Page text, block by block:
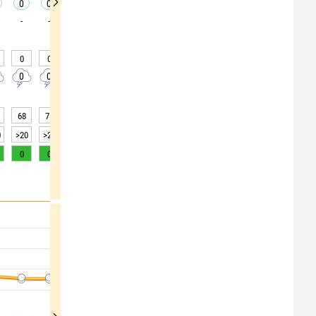
0 0
- -
0 0
0 0
68 71
>20 >20
0 0